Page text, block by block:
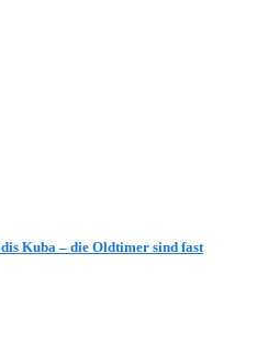
Kuba – die Oldtimer sind fast